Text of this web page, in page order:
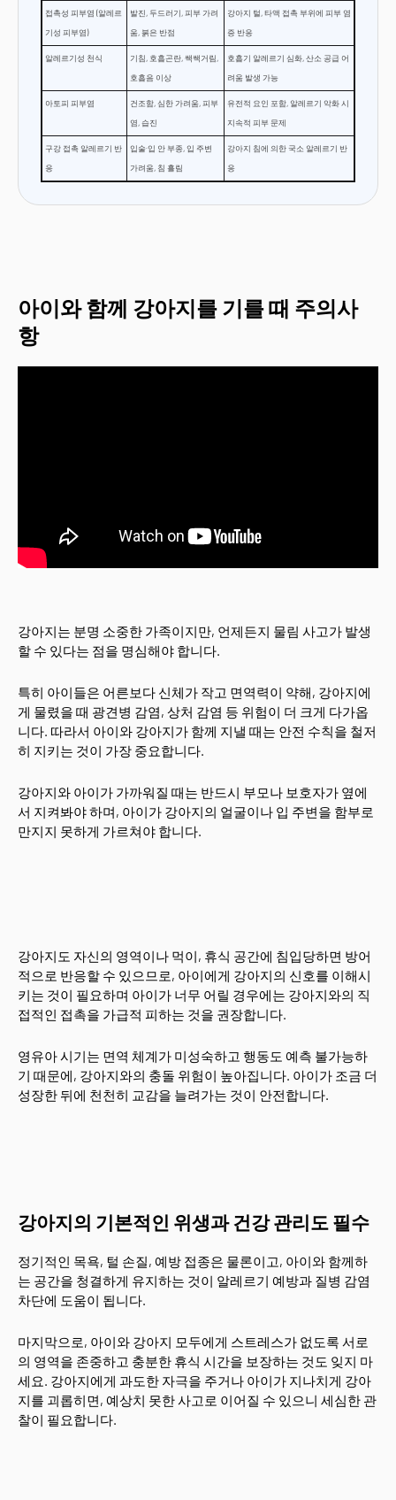
접촉성 피부염 (알레르
기성 피부염)
발진, 두드러기, 피부 가려
움, 붉은 반점
강아지 털, 타액 접촉 부위에 피부 염
증 반응
알레르기성 천식
기침, 호흡곤란, 쌕쌕거림,
호흡음 이상
호흡기 알레르기 심화, 산소 공급 어
려움 발생 가능
아토피 피부염
건조함, 심한 가려움, 피부
염, 습진
유전적 요인 포함, 알레르기 악화 시
지속적 피부 문제
구강 접촉 알레르기 반
응
입술·입 안 부종, 입 주변
가려움, 침 흘림
강아지 침에 의한 국소 알레르기 반
응
아이와 함께 강아지를 기를 때 주의사
항
강아지는 분명 소중한 가족이지만, 언제든지 물림 사고가 발생
할 수 있다는 점을 명심해야 합니다.
특히 아이들은 어른보다 신체가 작고 면역력이 약해, 강아지에
게 물렸을 때 광견병 감염, 상처 감염 등 위험이 더 크게 다가옵
니다. 따라서 아이와 강아지가 함께 지낼 때는 안전 수칙을 철저
히 지키는 것이 가장 중요합니다.
강아지와 아이가 가까워질 때는 반드시 부모나 보호자가 옆에
서 지켜봐야 하며, 아이가 강아지의 얼굴이나 입 주변을 함부로
만지지 못하게 가르쳐야 합니다.
강아지도 자신의 영역이나 먹이, 휴식 공간에 침입당하면 방어
적으로 반응할 수 있으므로, 아이에게 강아지의 신호를 이해시
키는 것이 필요하며 아이가 너무 어릴 경우에는 강아지와의 직
접적인 접촉을 가급적 피하는 것을 권장합니다.
영유아 시기는 면역 체계가 미성숙하고 행동도 예측 불가능하
기 때문에, 강아지와의 충돌 위험이 높아집니다. 아이가 조금 더
성장한 뒤에 천천히 교감을 늘려가는 것이 안전합니다.
강아지의 기본적인 위생과 건강 관리도 필수
정기적인 목욕, 털 손질, 예방 접종은 물론이고, 아이와 함께하
는 공간을 청결하게 유지하는 것이 알레르기 예방과 질병 감염
차단에 도움이 됩니다.
마지막으로, 아이와 강아지 모두에게 스트레스가 없도록 서로
의 영역을 존중하고 충분한 휴식 시간을 보장하는 것도 잊지 마
세요. 강아지에게 과도한 자극을 주거나 아이가 지나치게 강아
지를 괴롭히면, 예상치 못한 사고로 이어질 수 있으니 세심한 관
찰이 필요합니다.